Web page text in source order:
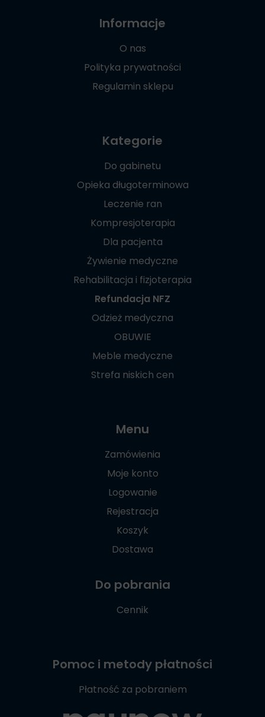
Informacje
O nas
Polityka prywatności
Regulamin sklepu
Kategorie
Do gabinetu
Opieka długoterminowa
Leczenie ran
Kompresjoterapia
Dla pacjenta
Żywienie medyczne
Rehabilitacja i fizjoterapia
Refundacja NFZ
Odzież medyczna
OBUWIE
Meble medyczne
Strefa niskich cen
Menu
Zamówienia
Moje konto
Logowanie
Rejestracja
Koszyk
Dostawa
Do pobrania
Cennik
Pomoc i metody płatności
Płatność za pobraniem